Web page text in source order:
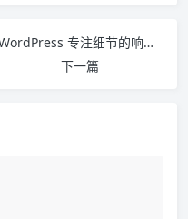
WordPress 专注细节的响应式博客主题 Kratos
下一篇